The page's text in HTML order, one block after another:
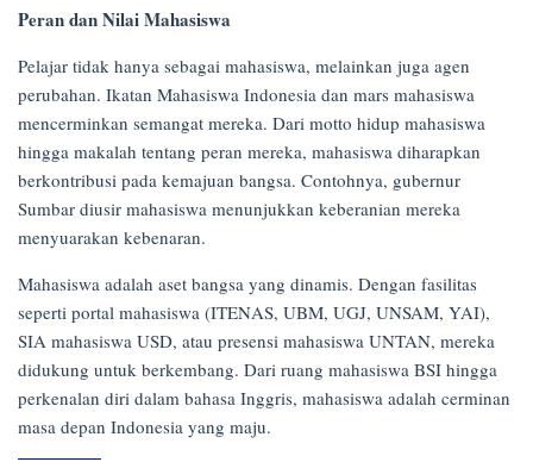
Peran dan Nilai Mahasiswa
Pelajar tidak hanya sebagai mahasiswa, melainkan juga agen
perubahan. Ikatan Mahasiswa Indonesia dan mars mahasiswa
mencerminkan semangat mereka. Dari motto hidup mahasiswa
hingga makalah tentang peran mereka, mahasiswa diharapkan
berkontribusi pada kemajuan bangsa. Contohnya, gubernur
Sumbar diusir mahasiswa menunjukkan keberanian mereka
menyuarakan kebenaran.
Mahasiswa adalah aset bangsa yang dinamis. Dengan fasilitas
seperti portal mahasiswa (ITENAS, UBM, UGJ, UNSAM, YAI),
SIA mahasiswa USD, atau presensi mahasiswa UNTAN, mereka
didukung untuk berkembang. Dari ruang mahasiswa BSI hingga
perkenalan diri dalam bahasa Inggris, mahasiswa adalah cerminan
masa depan Indonesia yang maju.